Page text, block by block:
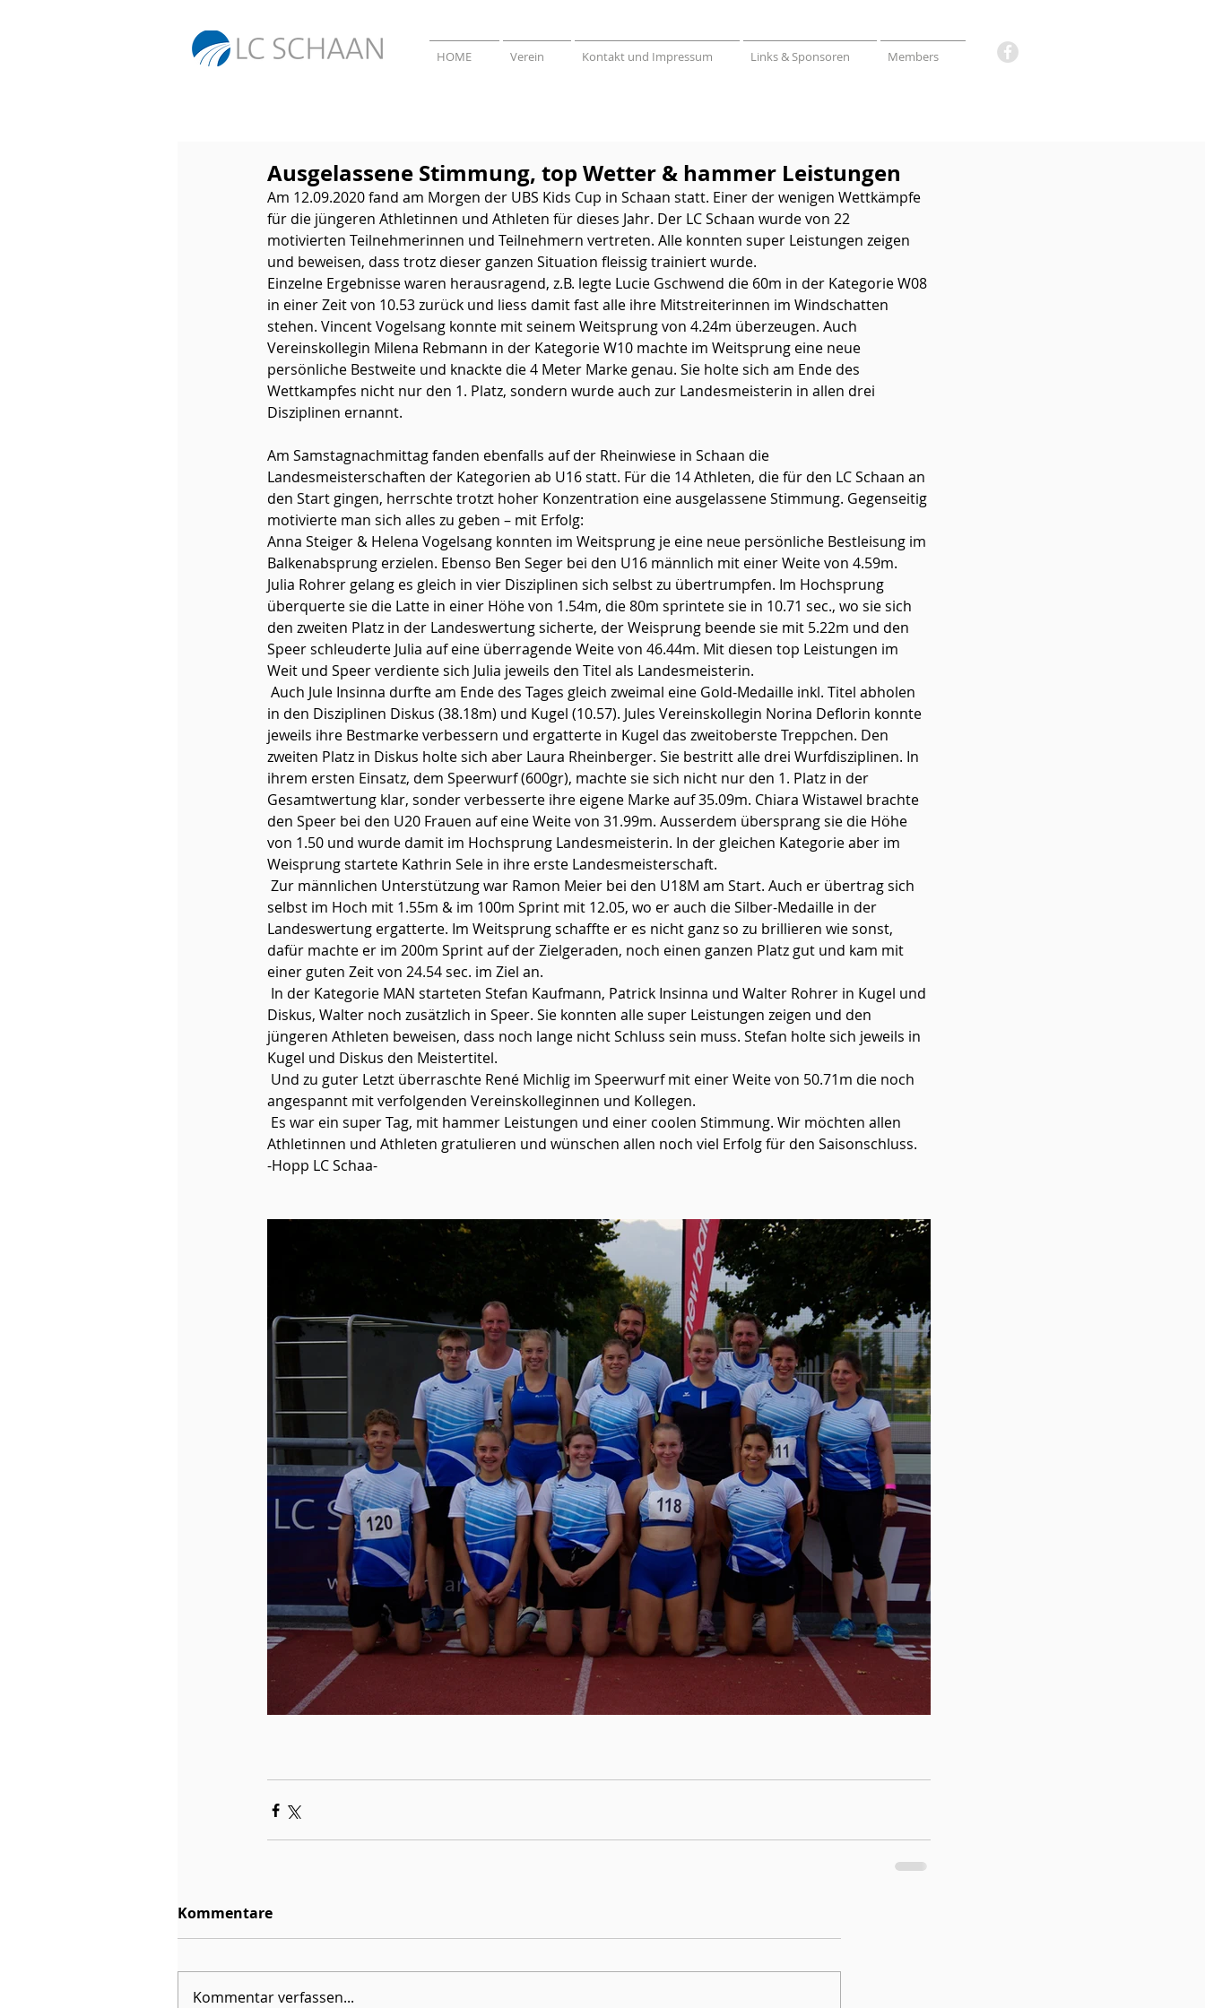
HOME Verein Kontakt und Impressum Links & Sponsoren Members
Ausgelassene Stimmung, top Wetter & hammer Leistungen
Am 12.09.2020 fand am Morgen der UBS Kids Cup in Schaan statt. Einer der wenigen Wettkämpfe
für die jüngeren Athletinnen und Athleten für dieses Jahr. Der LC Schaan wurde von 22
motivierten Teilnehmerinnen und Teilnehmern vertreten. Alle konnten super Leistungen zeigen
und beweisen, dass trotz dieser ganzen Situation fleissig trainiert wurde.
Einzelne Ergebnisse waren herausragend, z.B. legte Lucie Gschwend die 60m in der Kategorie W08
in einer Zeit von 10.53 zurück und liess damit fast alle ihre Mitstreiterinnen im Windschatten
stehen. Vincent Vogelsang konnte mit seinem Weitsprung von 4.24m überzeugen. Auch
Vereinskollegin Milena Rebmann in der Kategorie W10 machte im Weitsprung eine neue
persönliche Bestweite und knackte die 4 Meter Marke genau. Sie holte sich am Ende des
Wettkampfes nicht nur den 1. Platz, sondern wurde auch zur Landesmeisterin in allen drei
Disziplinen ernannt.
Am Samstagnachmittag fanden ebenfalls auf der Rheinwiese in Schaan die
Landesmeisterschaften der Kategorien ab U16 statt. Für die 14 Athleten, die für den LC Schaan an
den Start gingen, herrschte trotzt hoher Konzentration eine ausgelassene Stimmung. Gegenseitig
motivierte man sich alles zu geben – mit Erfolg:
Anna Steiger & Helena Vogelsang konnten im Weitsprung je eine neue persönliche Bestleisung im
Balkenabsprung erzielen. Ebenso Ben Seger bei den U16 männlich mit einer Weite von 4.59m.
Julia Rohrer gelang es gleich in vier Disziplinen sich selbst zu übertrumpfen. Im Hochsprung
überquerte sie die Latte in einer Höhe von 1.54m, die 80m sprintete sie in 10.71 sec., wo sie sich
den zweiten Platz in der Landeswertung sicherte, der Weisprung beende sie mit 5.22m und den
Speer schleuderte Julia auf eine überragende Weite von 46.44m. Mit diesen top Leistungen im
Weit und Speer verdiente sich Julia jeweils den Titel als Landesmeisterin.
in den Disziplinen Diskus (38.18m) und Kugel (10.57). Jules Vereinskollegin Norina Deflorin konnte
jeweils ihre Bestmarke verbessern und ergatterte in Kugel das zweitoberste Treppchen. Den
zweiten Platz in Diskus holte sich aber Laura Rheinberger. Sie bestritt alle drei Wurfdisziplinen. In
ihrem ersten Einsatz, dem Speerwurf (600gr), machte sie sich nicht nur den 1. Platz in der
Gesamtwertung klar, sonder verbesserte ihre eigene Marke auf 35.09m. Chiara Wistawel brachte
den Speer bei den U20 Frauen auf eine Weite von 31.99m. Ausserdem übersprang sie die Höhe
von 1.50 und wurde damit im Hochsprung Landesmeisterin. In der gleichen Kategorie aber im
Weisprung startete Kathrin Sele in ihre erste Landesmeisterschaft.
selbst im Hoch mit 1.55m & im 100m Sprint mit 12.05, wo er auch die Silber-Medaille in der
Landeswertung ergatterte. Im Weitsprung schaffte er es nicht ganz so zu brillieren wie sonst,
dafür machte er im 200m Sprint auf der Zielgeraden, noch einen ganzen Platz gut und kam mit
einer guten Zeit von 24.54 sec. im Ziel an.
Diskus, Walter noch zusätzlich in Speer. Sie konnten alle super Leistungen zeigen und den
jüngeren Athleten beweisen, dass noch lange nicht Schluss sein muss. Stefan holte sich jeweils in
Kugel und Diskus den Meistertitel.
angespannt mit verfolgenden Vereinskolleginnen und Kollegen.
Athletinnen und Athleten gratulieren und wünschen allen noch viel Erfolg für den Saisonschluss.
-Hopp LC Schaa-
Kommentare
Kommentar verfassen...